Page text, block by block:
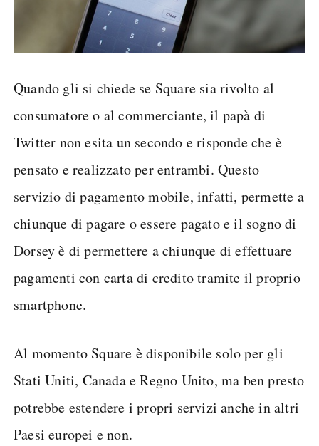
Quando gli si chiede se Square sia rivolto al
consumatore o al commerciante, il papà di
Twitter non esita un secondo e risponde che è
pensato e realizzato per entrambi. Questo
servizio di pagamento mobile, infatti, permette a
chiunque di pagare o essere pagato e il sogno di
Dorsey è di permettere a chiunque di effettuare
pagamenti con carta di credito tramite il proprio
smartphone.
Al momento Square è disponibile solo per gli
Stati Uniti, Canada e Regno Unito, ma ben presto
potrebbe estendere i propri servizi anche in altri
Paesi europei e non.